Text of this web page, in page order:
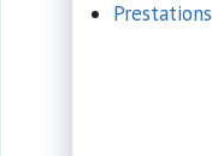
Prestations